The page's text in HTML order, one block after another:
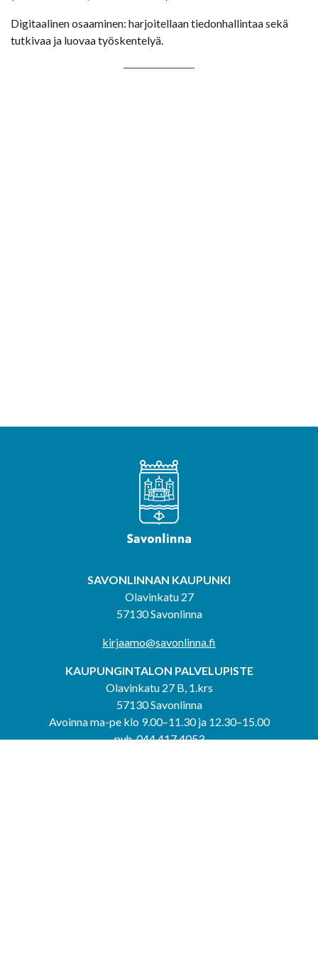
Digitaalinen osaaminen: harjoitellaan tiedonhallintaa sekä
tutkivaa ja luovaa työskentelyä.
SAVONLINNAN KAUPUNKI
Olavinkatu 27
57130 Savonlinna
kirjaamo@savonlinna.fi
KAUPUNGINTALON PALVELUPISTE
Olavinkatu 27 B, 1.krs
57130 Savonlinna
Avoinna ma-pe klo 9.00–11.30 ja 12.30–15.00
puh. 044 417 4053